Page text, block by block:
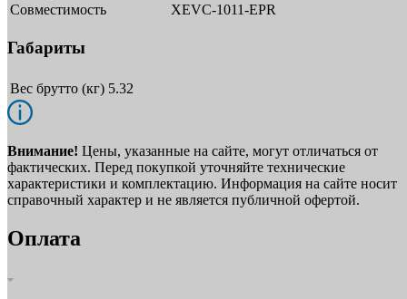
Совместимость
XEVC-1011-EPR
Габариты
Вес брутто (кг) 5.32
Внимание! Цены, указанные на сайте, могут отличаться от
фактических. Перед покупкой уточняйте технические
характеристики и комплектацию. Информация на сайте носит
справочный характер и не является публичной офертой.
Оплата